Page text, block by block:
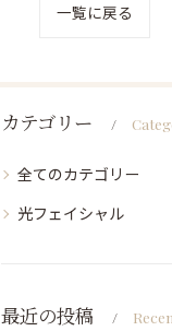
一覧に戻る
カテゴリー
全てのカテゴリー
光フェイシャル
最近の投稿